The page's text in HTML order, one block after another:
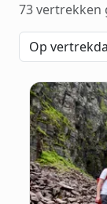
73 vertrekken